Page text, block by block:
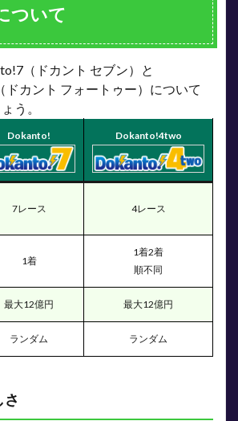
ついて
（ドカント セブン）と
カント フォートゥー）について
う。
Dokanto! Dokanto!4two
7レース 4レース
1着
1着2着
順不同
最大12億円 最大12億円
ランダム ランダム